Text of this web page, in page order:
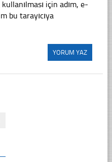
için adım, e-
bu tarayıcıya